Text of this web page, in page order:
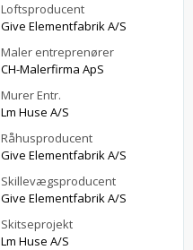
Loftsproducent
Give Elementfabrik A/S
Maler entreprenører
CH-Malerfirma ApS
Murer Entr.
Lm Huse A/S
Råhusproducent
Give Elementfabrik A/S
Skillevægsproducent
Give Elementfabrik A/S
Skitseprojekt
Lm Huse A/S